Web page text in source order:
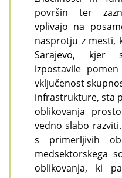
površin ter
vplivajo na
nasprotju z mesti,
Sarajevo, kjer
izpostavile
vključenost
infrastrukture, sta
oblikovanja
vedno slabo
s primerljivih
medsektorskega
oblikovanja, ki